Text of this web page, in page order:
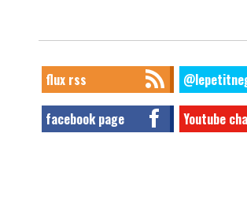
flux rss
facebook page Youtube